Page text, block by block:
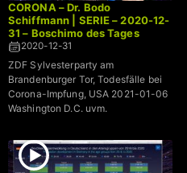
CORONA – Dr. Bodo
Schiffmann | SERIE – 2020-12-
31 – Boschimo des Tages
2020-12-31
ZDF Sylvesterparty am
Brandenburger Tor, Todesfälle bei
Corona-Impfung, USA 2021-01-06
Washington D.C. uvm.